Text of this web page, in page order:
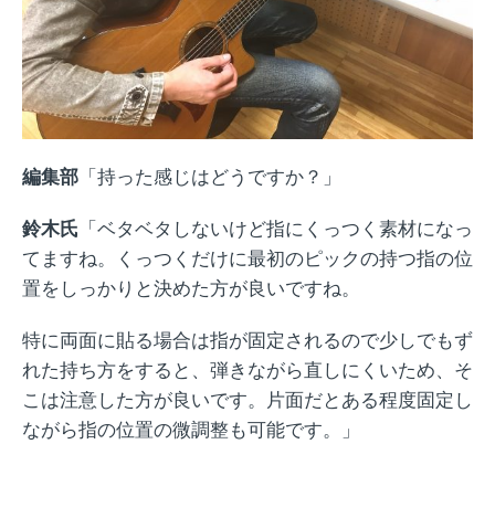
編集部 「持った感じはどうですか？」
鈴木氏 「ベタベタしないけど指にくっつく素材になっ
てますね。くっつくだけに最初のピックの持つ指の位
置をしっかりと決めた方が良いですね。
特に両面に貼る場合は指が固定されるので少しでもず
れた持ち方をすると、弾きながら直しにくいため、そ
こは注意した方が良いです。片面だとある程度固定し
ながら指の位置の微調整も可能です。」